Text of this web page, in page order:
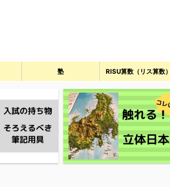
塾 RISU算数（リス算数